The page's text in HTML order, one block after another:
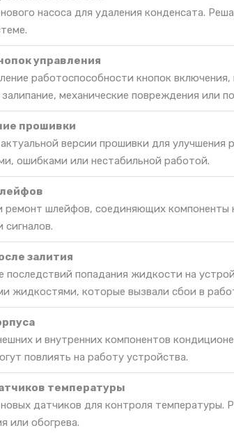
насоса для удаления конденсата.
управления
работоспособности кнопок
механические повреждения или
прошивки
версии прошивки для
ошибками или нестабильной работой.
ремонт шлейфов, соединяющих компоненты
сигналов.
залития
последствий попадания жидкости на
жидкостями, которые вызвали сбои в
и внутренних компонентов
повлиять на работу устройства.
температуры
датчиков для контроля
или обогрева.